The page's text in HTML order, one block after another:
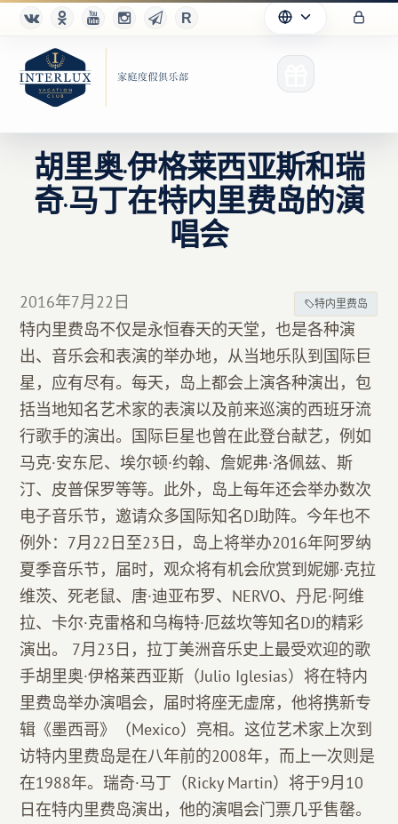
俱乐部
合作伙伴
Благотворительность
胡里奥·伊格莱西亚斯和瑞
奇·马丁在特内里费岛的演
唱会
2016年7月22日 特内里费岛
特内里费岛不仅是永恒春天的天堂，也是各种演
出、音乐会和表演的举办地，从当地乐队到国际巨
星，应有尽有。每天，岛上都会上演各种演出，包
括当地知名艺术家的表演以及前来巡演的西班牙流
行歌手的演出。国际巨星也曾在此登台献艺，例如
马克·安东尼、埃尔顿·约翰、詹妮弗·洛佩兹、斯
汀、皮普保罗等等。此外，岛上每年还会举办数次
电子音乐节，邀请众多国际知名DJ助阵。今年也不
例外：7月22日至23日，岛上将举办2016年阿罗纳
夏季音乐节，届时，观众将有机会欣赏到妮娜·克拉
维茨、死老鼠、唐·迪亚布罗、NERVO、丹尼·阿维
拉、卡尔·克雷格和乌梅特·厄兹坎等知名DJ的精彩
演出。 7月23日，拉丁美洲音乐史上最受欢迎的歌
手胡里奥·伊格莱西亚斯（Julio Iglesias）将在特内
里费岛举办演唱会，届时将座无虚席，他将携新专
辑《墨西哥》（Mexico）亮相。这位艺术家上次到
访特内里费岛是在八年前的2008年，而上一次则是
在1988年。瑞奇·马丁（Ricky Martin）将于9月10
日在特内里费岛演出，他的演唱会门票几乎售罄。